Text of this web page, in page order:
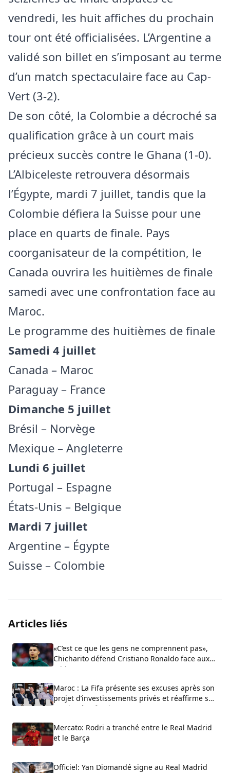
vendredi, les huit affiches du prochain
tour ont été officialisées. L’Argentine a
validé son billet en s’imposant au terme
d’un match spectaculaire face au Cap-
Vert (3-2).
De son côté, la Colombie a décroché sa
qualification grâce à un court mais
précieux succès contre le Ghana (1-0).
L’Albiceleste retrouvera désormais
l’Égypte, mardi 7 juillet, tandis que la
Colombie défiera la Suisse pour une
place en quarts de finale. Pays
coorganisateur de la compétition, le
Canada ouvrira les huitièmes de finale
samedi avec une confrontation face au
Maroc.
Le programme des huitièmes de finale
Samedi 4 juillet
Canada – Maroc
Paraguay – France
Dimanche 5 juillet
Brésil – Norvège
Mexique – Angleterre
Lundi 6 juillet
Portugal – Espagne
États-Unis – Belgique
Mardi 7 juillet
Argentine – Égypte
Suisse – Colombie
Articles liés
«C’est ce que les gens ne comprennent pas»,
Chicharito défend Cristiano Ronaldo face aux
critiques sur son arrogance
Maroc : La Fifa présente ses excuses après son
projet d’investissements privés et réaffirme son
soutien à Infantino
Mercato: Rodri a tranché entre le Real Madrid
et le Barça
Officiel: Yan Diomandé signe au Real Madrid